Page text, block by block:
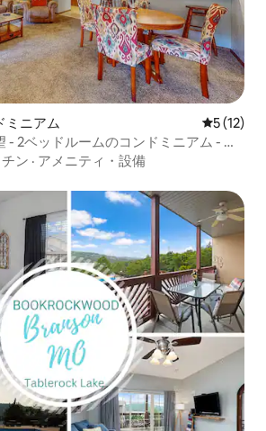
ミニアム レビュー
5 (12)
- 2ベッドルームのコンドミニアム - タ
眺望
ン · アメニティ・設備